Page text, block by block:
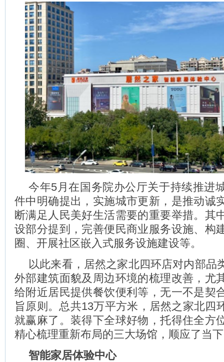
今年5月在国务院办公厅关于持续推进
件中明确提出，实施城市更新，是推动诚
断满足人民美好生活需要的重要举措。其
设部分提到，完善便民商业服务设施、构
圈、开展社区嵌入式服务设施建设等。
以此来看，居然之家北四环店对内部品
外部建筑面貌及周边环境的梳理改善，尤
给附近居民提供餐饮便利等，无一不是契
旨原则。总共13万平方米，居然之家北四
就赢麻了。装得下全球好物，托得住全方
精心梳理重新布局的三大场馆，顺应了当
智能家居体验中心